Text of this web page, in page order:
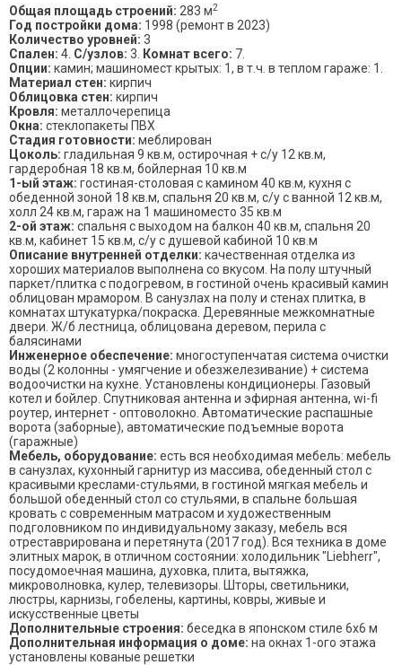
Общая площадь строений: 283 м2
Год постройки дома: 1998 (ремонт в 2023)
Количество уровней: 3
Спален: 4. С/узлов: 3. Комнат всего: 7.
Опции: камин; машиномест крытых: 1, в т.ч. в теплом гараже: 1.
Материал стен: кирпич
Облицовка стен: кирпич
Кровля: металлочерепица
Окна: стеклопакеты ПВХ
Стадия готовности: меблирован
Цоколь: гладильная 9 кв.м, остирочная + с/у 12 кв.м,
гардеробная 18 кв.м, бойлерная 10 кв.м
1-ый этаж: гостиная-столовая с камином 40 кв.м, кухня с
обеденной зоной 18 кв.м, спальня 20 кв.м, с/у с ванной 12 кв.м,
холл 24 кв.м, гараж на 1 машиноместо 35 кв.м
2-ой этаж: спальня с выходом на балкон 40 кв.м, спальня 20
кв.м, кабинет 15 кв.м, с/у с душевой кабиной 10 кв.м
Описание внутренней отделки: качественная отделка из
хороших материалов выполнена со вкусом. На полу штучный
паркет/плитка с подогревом, в гостиной очень красивый камин
облицован мрамором. В санузлах на полу и стенах плитка, в
комнатах штукатурка/покраска. Деревянные межкомнатные
двери. Ж/б лестница, облицована деревом, перила с
балясинами
Инженерное обеспечение: многоступенчатая система очистки
воды (2 колонны - умягчение и обезжелезивание) + система
водоочистки на кухне. Установлены кондиционеры. Газовый
котел и бойлер. Спутниковая антенна и эфирная антенна, wi-fi
роутер, интернет - оптоволокно. Автоматические распашные
ворота (заборные), автоматические подъемные ворота
(гаражные)
Мебель, оборудование: есть вся необходимая мебель: мебель
в санузлах, кухонный гарнитур из массива, обеденный стол с
красивыми креслами-стульями, в гостиной мягкая мебель и
большой обеденный стол со стульями, в спальне большая
кровать с современным матрасом и художественным
подголовником по индивидуальному заказу, мебель вся
отреставрирована и перетянута (2017 год). Вся техника в доме
элитных марок, в отличном состоянии: холодильник "Liebherr",
посудомоечная машина, духовка, плита, вытяжка,
микроволновка, кулер, телевизоры. Шторы, светильники,
люстры, карнизы, гобелены, картины, ковры, живые и
искусственные цветы
Дополнительные строения: беседка в японском стиле 6х6 м
Дополнительная информация о доме: на окнах 1-ого этажа
установлены кованые решетки